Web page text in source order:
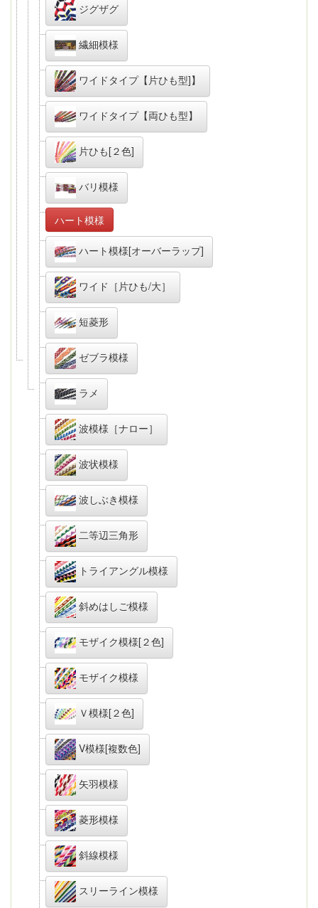
ジグザグ
繊細模様
ワイドタイプ【片ひも型]】
ワイドタイプ【両ひも型】
片ひも[２色]
バリ模様
ハート模様
ハート模様[オーバーラップ]
ワイド［片ひも/大］
短菱形
ゼブラ模様
ラメ
波模様［ナロー］
波状模様
波しぶき模様
二等辺三角形
トライアングル模様
斜めはしご模様
モザイク模様[２色]
モザイク模様
Ｖ模様[２色]
V模様[複数色]
矢羽模様
菱形模様
斜線模様
スリーライン模様